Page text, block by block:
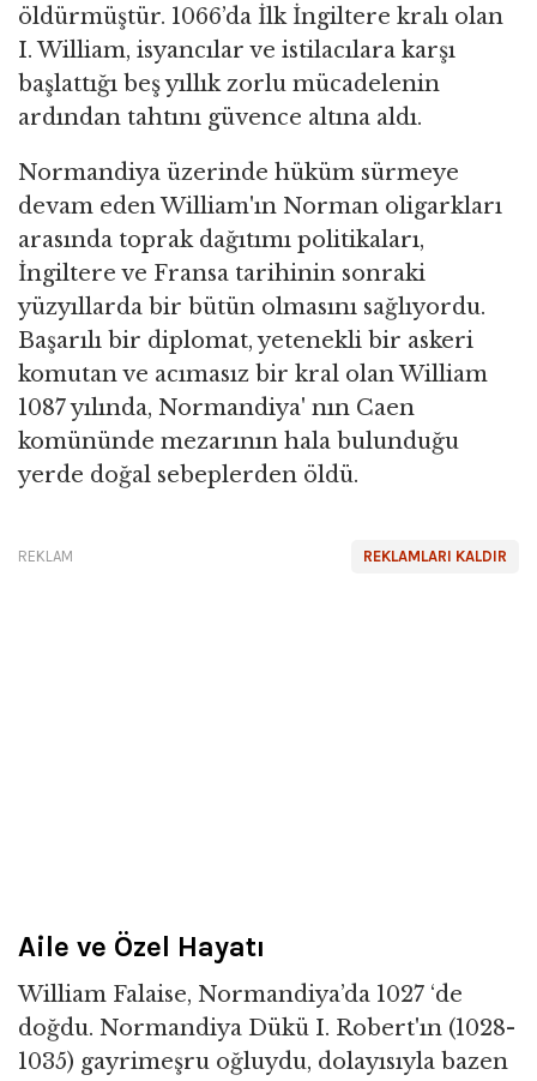
öldürmüştür. 1066’da İlk İngiltere kralı olan
I. William, isyancılar ve istilacılara karşı
başlattığı beş yıllık zorlu mücadelenin
ardından tahtını güvence altına aldı.
Normandiya üzerinde hüküm sürmeye
devam eden William'ın Norman oligarkları
arasında toprak dağıtımı politikaları,
İngiltere ve Fransa tarihinin sonraki
yüzyıllarda bir bütün olmasını sağlıyordu.
Başarılı bir diplomat, yetenekli bir askeri
komutan ve acımasız bir kral olan William
1087 yılında, Normandiya' nın Caen
komününde mezarının hala bulunduğu
yerde doğal sebeplerden öldü.
REKLAMLARI KALDIR
REKLAM
Aile ve Özel Hayatı
William Falaise, Normandiya’da 1027 ‘de
doğdu. Normandiya Dükü I. Robert'ın (1028-
1035) gayrimeşru oğluydu, dolayısıyla bazen